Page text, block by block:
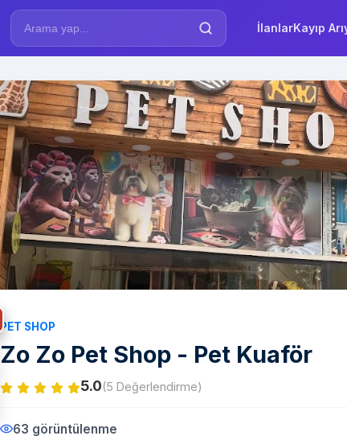
İlanlarKayıp
PET SHOP
Zo Zo Pet Shop - Pet Kuaför
5.0(5 Değerlendirme)
63 görüntülenme